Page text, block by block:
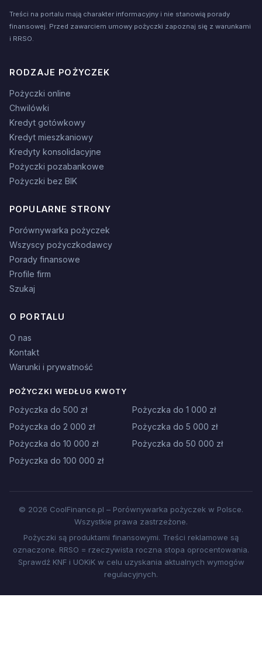
Treści na portalu mają charakter informacyjny i nie stanowią porady
finansowej. Przed zawarciem umowy pożyczki zapoznaj się z warunkami
i RRSO.
RODZAJE POŻYCZEK
Pożyczki online
Chwilówki
Kredyt gotówkowy
Kredyt mieszkaniowy
Kredyty konsolidacyjne
Pożyczki pozabankowe
Pożyczki bez BIK
POPULARNE STRONY
Porównywarka pożyczek
Wszyscy pożyczkodawcy
Porady finansowe
Profile firm
Szukaj
O PORTALU
O nas
Kontakt
Warunki i prywatność
POŻYCZKI WEDŁUG KWOTY
Pożyczka do 500 zł
Pożyczka do 1 000 zł
Pożyczka do 2 000 zł
Pożyczka do 5 000 zł
Pożyczka do 10 000 zł
Pożyczka do 50 000 zł
Pożyczka do 100 000 zł
© 2026 CoolFinance.pl – Porównywarka pożyczek w Polsce.
Wszystkie prawa zastrzeżone.
Pożyczki są produktami finansowymi. Treści reklamowe są
oznaczone. RRSO = rzeczywista roczna stopa oprocentowania.
Sprawdź KNF i UOKiK w celu uzyskania aktualnych wymogów
regulacyjnych.